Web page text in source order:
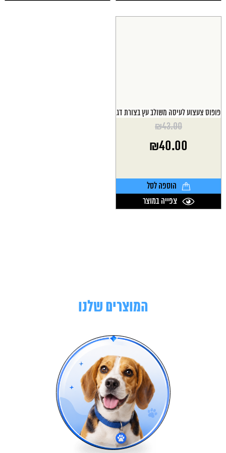
פופוס צעצוע לעיסה משולב עץ בצורת דג
₪43.00
המקורי
₪40.00
הוא:
₪40.00.
הוספה לסל
צפייה במוצר
המוצרים שלנו